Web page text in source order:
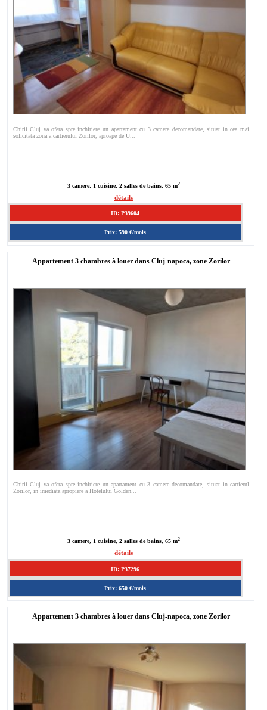
Chirii Cluj va ofera spre inchiriere un apartament cu 3 camere decomandate, situat in cea mai
solicitata zona a cartierului Zorilor, aproape de U...
3 camere, 1 cuisine, 2 salles de bains, 65 m2
détails
ID: P39604
Prix: 590 €/mois
Appartement 3 chambres à louer dans Cluj-napoca, zone Zorilor
Chirii Cluj va ofera spre inchiriere un apartament cu 3 camere decomandate, situat in cartierul
Zorilor, in imediata apropiere a Hotelului Golden...
3 camere, 1 cuisine, 2 salles de bains, 65 m2
détails
ID: P37296
Prix: 650 €/mois
Appartement 3 chambres à louer dans Cluj-napoca, zone Zorilor